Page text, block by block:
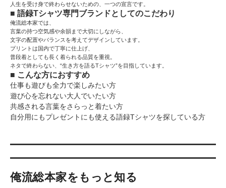
人生を受け身で終わらせないための、一つの宣言です。
■ 語録Tシャツ専門ブランドとしてのこだわり
俺流総本家では、
言葉の持つ空気感や余韻まで大切にしながら、
文字の配置やバランスを考えてデザインしています。
プリントは国内で丁寧に仕上げ、
普段着としても長く着られる品質を重視。
ネタで終わらない、“生き方を語るTシャツ”を目指しています。
■ こんな方におすすめ
仕事も遊びも全力で楽しみたい方
遊び心を忘れない大人でいたい方
共感される言葉をさらっと着たい方
自分用にもプレゼントにも使える語録Tシャツを探している方
俺流総本家をもっと知る